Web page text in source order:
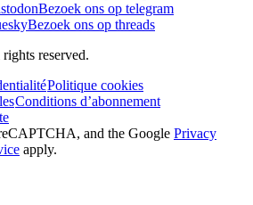
Bezoek ons op telegram
Bezoek ons op threads
reserved.
Politique cookies
Conditions d’abonnement
and the Google Privacy
apply.